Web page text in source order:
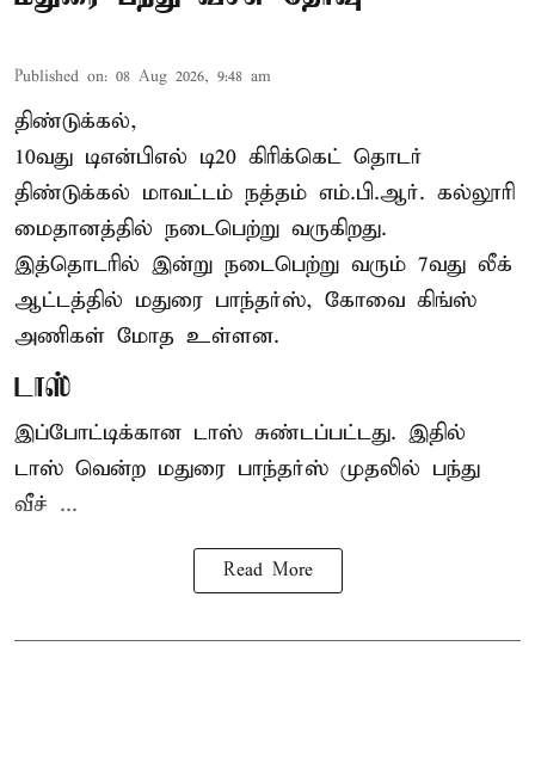
Published on: 08 Aug 2026, 9:48 am
திண்டுக்கல்,
10வது டிஎன்பிஎல் டி20 கிரிக்கெட் தொடர்
திண்டுக்கல் மாவட்டம் நத்தம் எம்.பி.ஆர். கல்லூரி
மைதானத்தில் நடைபெற்று வருகிறது.
இத்தொடரில் இன்று நடைபெற்று வரும் 7வது லீக்
ஆட்டத்தில் மதுரை பாந்தர்ஸ், கோவை கிங்ஸ்
அணிகள் மோத உள்ளன.
டாஸ்
இப்போட்டிக்கான டாஸ் சுண்டப்பட்டது. இதில்
டாஸ் வென்ற மதுரை பாந்தர்ஸ் முதலில் பந்து
வீச் ...
Read More